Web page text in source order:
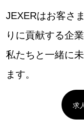
JEXERはお客さ
りに貢献する企業
私たちと一緒に
ます。
求